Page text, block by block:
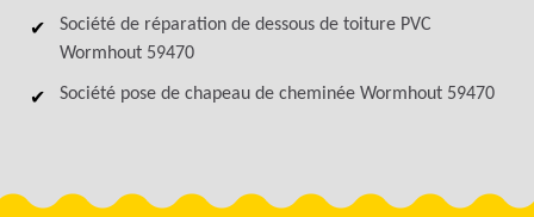
Société de réparation de dessous de toiture PVC
Wormhout 59470
Société pose de chapeau de cheminée Wormhout 59470